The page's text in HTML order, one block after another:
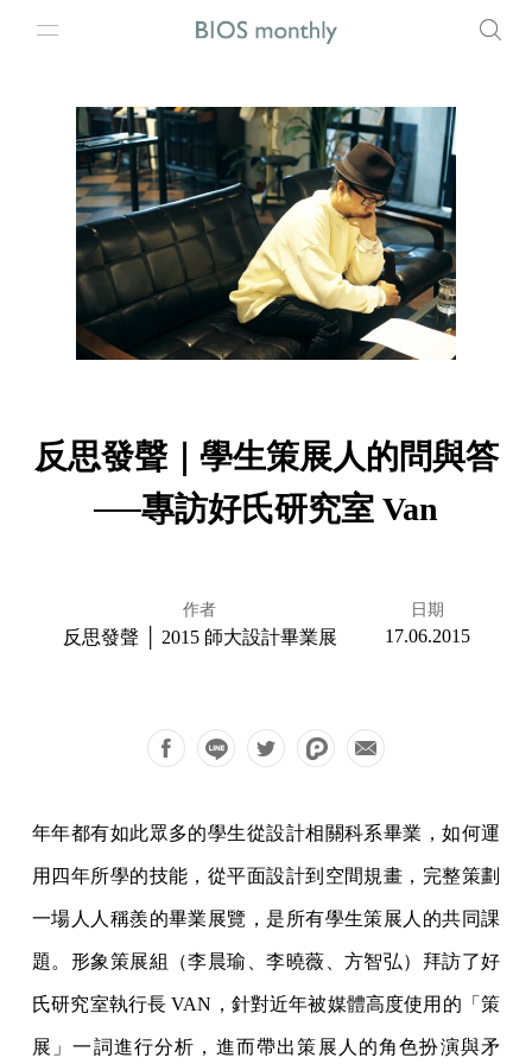
反思發聲｜學生策展人的問與答
──專訪好氏研究室 Van
作者
反思發聲 │ 2015 師大設計畢業展
日期
17.06.2015
年年都有如此眾多的學生從設計相關科系畢業，如何運
用四年所學的技能，從平面設計到空間規畫，完整策劃
一場人人稱羨的畢業展覽，是所有學生策展人的共同課
題。形象策展組（李晨瑜、李曉薇、方智弘）拜訪了好
氏研究室執行長 VAN，針對近年被媒體高度使用的「策
展」一詞進行分析，進而帶出策展人的角色扮演與矛